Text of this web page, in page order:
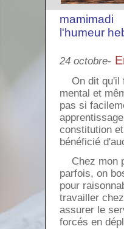
mamimadi
l'humeur
24 octobre-
On dit qu'il
mental et
pas si
constitution
bénéficié
Chez mon
parfois, on
pour
travailler
assurer le
forcés en